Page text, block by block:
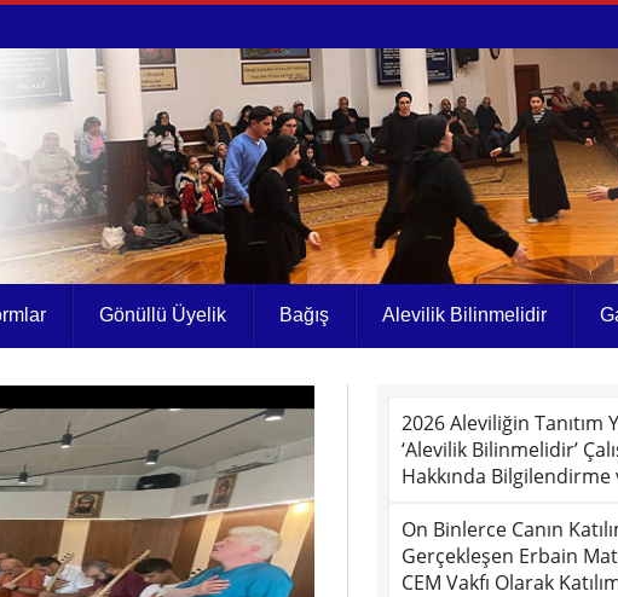
Gönüllü Üyelik Bağış Alevilik Bilinmelidir
2026 Aleviliğin Tanıtım
‘Alevilik Bilinmelidir’
Hakkında Bilgilendirme
On Binlerce Canın
Gerçekleşen Erbain
CEM Vakfı Olarak